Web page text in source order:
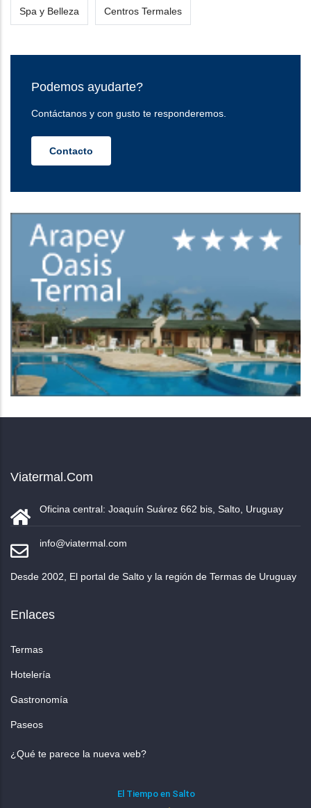
Spa y Belleza Centros Termales
Podemos ayudarte?
Contáctanos y con gusto te responderemos.
Contacto
Viatermal.com
Oficina central: Joaquín Suárez 662 bis, Salto, Uruguay
info@viatermal.com
Desde 2002, El portal de Salto y la región de Termas de Uruguay
Enlaces
Termas
Hotelería
Gastronomía
Paseos
¿Qué te parece la nueva web?